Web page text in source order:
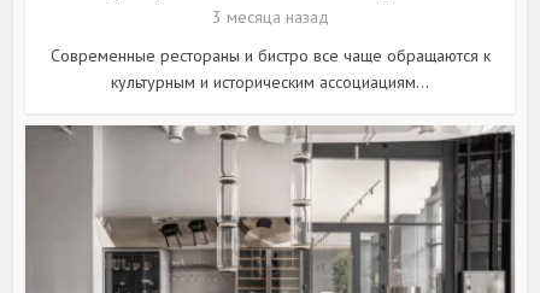
3 месяца назад
Современные рестораны и бистро все чаще обращаются к
культурным и историческим ассоциациям...